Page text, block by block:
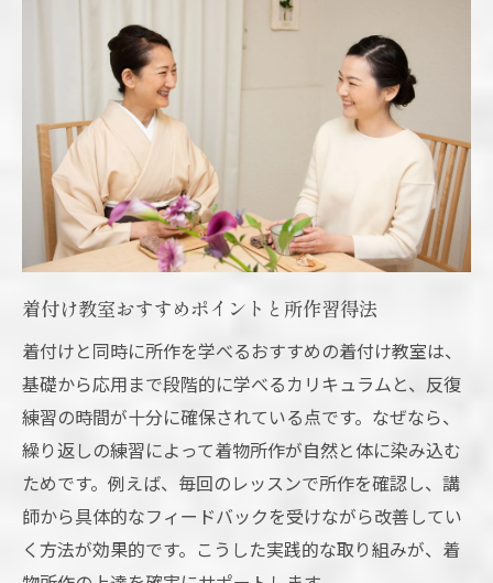
着付け教室おすすめポイントと所作習得法
着付けと同時に所作を学べるおすすめの着付け教室は、
基礎から応用まで段階的に学べるカリキュラムと、反復
練習の時間が十分に確保されている点です。なぜなら、
繰り返しの練習によって着物所作が自然と体に染み込む
ためです。例えば、毎回のレッスンで所作を確認し、講
師から具体的なフィードバックを受けながら改善してい
く方法が効果的です。こうした実践的な取り組みが、着